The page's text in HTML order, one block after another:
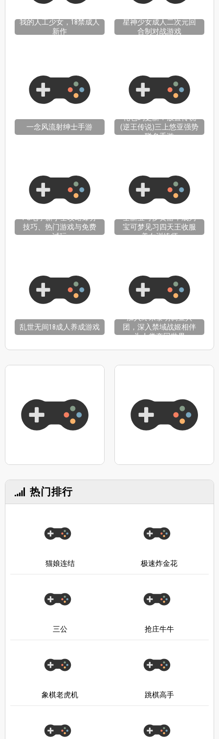
我的人工少女，18禁成人
新作
星神少女成人二次元回
合制对战游戏
一念风流射绅士手游
礼包码更新！放置传说
(逆王传说)三上悠亚强势
联名手游
PG电子新手全攻略爆分
技巧、热门游戏与免费
试玩
全新宝可梦黄游，成为
宝可梦见习四天王收服
美女训练师
乱世无间18成人养成游戏
加入终末黎明调查兵
团，深入禁域战姬相伴
为人类夺回世界
热门排行
猫娘连结 极速炸金花
三公 抢庄牛牛
象棋老虎机 跳棋高手